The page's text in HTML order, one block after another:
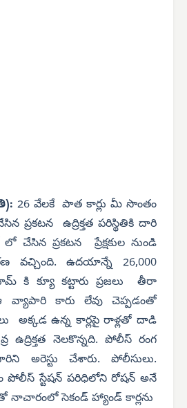
26 వేలకే పాత కార్లు మీ సొంతం
ప్రకటన ఉద్రిక్తత పరిస్థితికి దారి
చేసిన ప్రకటన ప్రేక్షకుల నుండి
వచ్చింది. ఉదయాన్నే 26,000
కి క్యూ కట్టారు ప్రజలు తీరా
వ్యాపారి కారు లేవు చెప్పడంతో
అక్కడ ఉన్న కార్లపై రాళ్లతో దాడి
నెలకొన్నది. పోలీస్ రంగ
అరెస్టు చేశారు. పోలీసులు.
పోలీస్ స్టేషన్ పరిధిలోని రోషన్ అనే
నాచారంలో సెకండ్ హ్యాండ్ కార్లను